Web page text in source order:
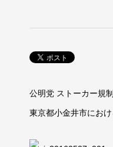
公明党 ストーカー規
東京都小金井市にお